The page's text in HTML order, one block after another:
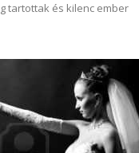
tartottak és kilenc ember